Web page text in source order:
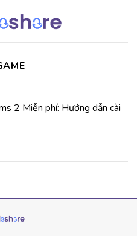
2 Miễn phí: Hướng dẫn cài